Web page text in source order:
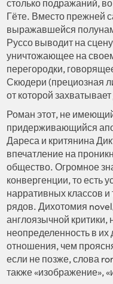
столько подражаний,
Гёте. Вместо прежней
выражавшейся
Руссо выводит на
уничтожающее на
перегородки,
Скюдери (прециозная
от которой
Роман этот, не
придерживающийся
Дареса и критянина
впечатление на
общество. Огромное
конвергенции, то есть
нарративных классов
рядов. Дихотомия
англоязычной критики,
неопределенность в
отношения, чем
если не позже, слова
также «изображение»,